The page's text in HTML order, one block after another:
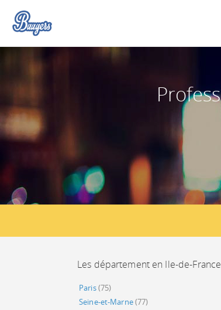
Les département en Ile-de-France
Paris(75)
Seine-et-Marne(77)